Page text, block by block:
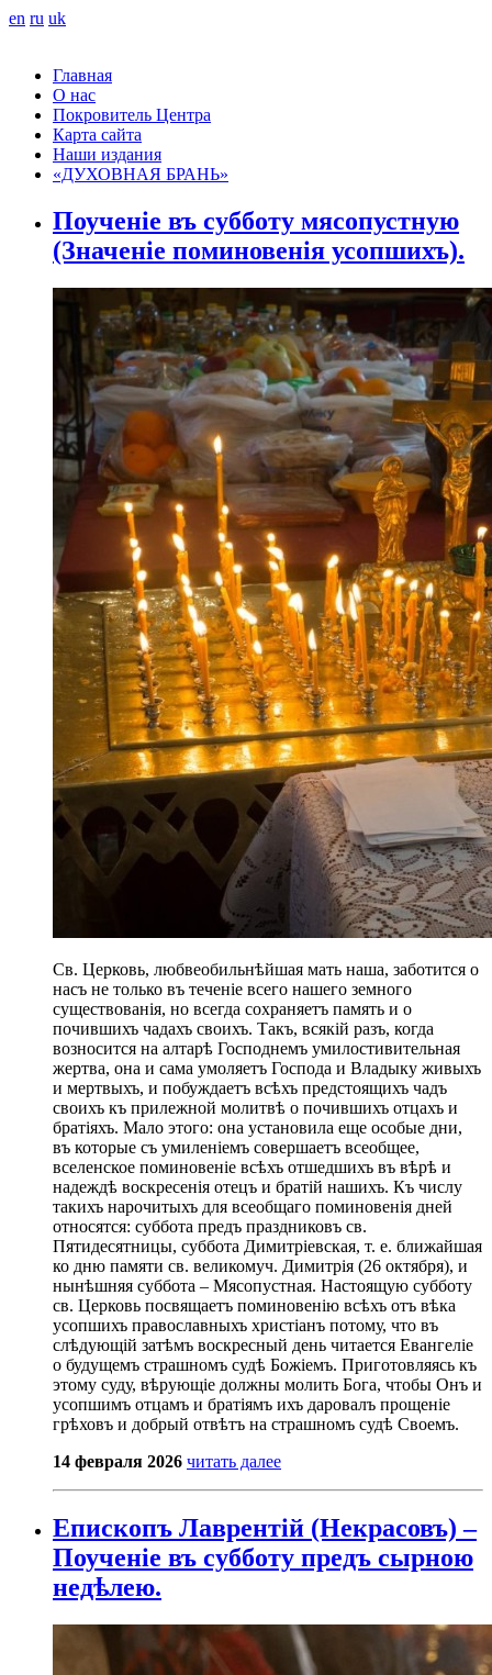
en ru uk
Главная
О нас
Покровитель Центра
Карта сайта
Наши издания
«ДУХОВНАЯ БРАНЬ»
Поученіе въ субботу мясопустную
(Значеніе поминовенія усопшихъ).
Св. Церковь, любвеобильнѣйшая мать наша, заботится о
насъ не только въ теченіе всего нашего земного
существованія, но всегда сохраняетъ память и о
почившихъ чадахъ своихъ. Такъ, всякій разъ, когда
возносится на алтарѣ Господнемъ умилостивительная
жертва, она и сама умоляетъ Господа и Владыку живыхъ
и мертвыхъ, и побуждаетъ всѣхъ предстоящихъ чадъ
своихъ къ прилежной молитвѣ о почившихъ отцахъ и
братіяхъ. Мало этого: она установила еще особые дни,
въ которые съ умиленіемъ совершаетъ всеобщее,
вселенское поминовеніе всѣхъ отшедшихъ въ вѣрѣ и
надеждѣ воскресенія отецъ и братій нашихъ. Къ числу
такихъ нарочитыхъ для всеобщаго поминовенія дней
относятся: суббота предъ праздниковъ св.
Пятидесятницы, суббота Димитріевская, т. е. ближайшая
ко дню памяти св. великомуч. Димитрія (26 октября), и
нынѣшняя суббота – Мясопустная. Настоящую субботу
св. Церковь посвящаетъ поминовенію всѣхъ отъ вѣка
усопшихъ православныхъ христіанъ потому, что въ
слѣдующій затѣмъ воскресный день читается Евангеліе
о будущемъ страшномъ судѣ Божіемъ. Приготовляясь къ
этому суду, вѣрующіе должны молить Бога, чтобы Онъ и
усопшимъ отцамъ и братіямъ ихъ даровалъ прощеніе
грѣховъ и добрый отвѣтъ на страшномъ судѣ Своемъ.
14 февраля 2026 читать далее
Епископъ Лаврентій (Некрасовъ) –
Поученіе въ субботу предъ сырною
недѣлею.